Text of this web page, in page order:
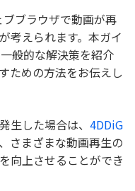
ブラウザで動画が再
考えられます。本ガイ
般的な解決策を紹介
ための方法をお伝えし
生した場合は、 4DDiG
さまざまな動画再生の
向上させることができ